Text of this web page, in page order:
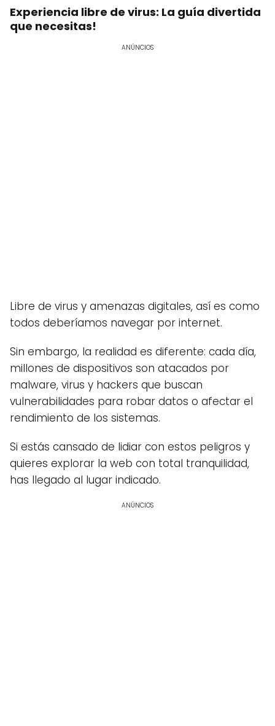
Experiencia libre de virus: La guía divertida
que necesitas!
ANÚNCIOS
Libre de virus y amenazas digitales, así es como
todos deberíamos navegar por internet.
Sin embargo, la realidad es diferente: cada día,
millones de dispositivos son atacados por
malware, virus y hackers que buscan
vulnerabilidades para robar datos o afectar el
rendimiento de los sistemas.
Si estás cansado de lidiar con estos peligros y
quieres explorar la web con total tranquilidad,
has llegado al lugar indicado.
ANÚNCIOS